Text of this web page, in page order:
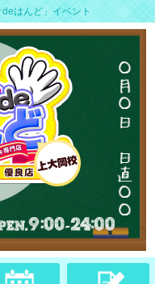
はんど」イベント